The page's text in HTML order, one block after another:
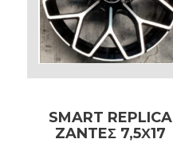
SMART REPLICA
ZANTEΣ 7,5Χ17